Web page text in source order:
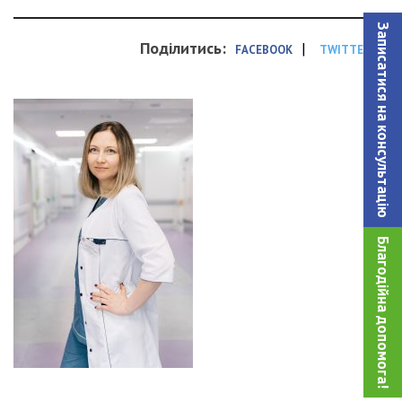
Записатися на консультацiю
Благодійна допомога!
Поділитись: FACEBOOK | TWITTER